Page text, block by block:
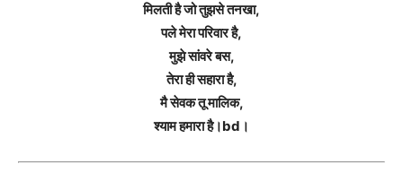
मिलती है जो तुझसे तनखा,
पले मेरा परिवार है,
मुझे सांवरे बस,
तेरा ही सहारा है,
मै सेवक तू मालिक,
श्याम हमारा है।bd।